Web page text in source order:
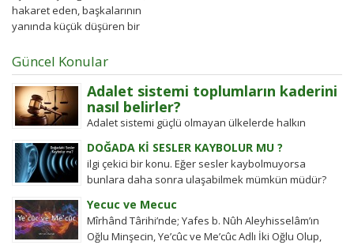
hakaret eden, başkalarının
yanında küçük düşüren bir
Cuma günü sâlâ vaktinde...
Güncel Konular
Adalet sistemi toplumların kaderini
nasıl belirler?
Adalet sistemi güçlü olmayan ülkelerde halkın
değişim gücü tarihten bugüne toplumsal hareketleri
şekillendirdi. Detayları keşfedin!
DOĞADA Kİ SESLER KAYBOLUR MU ?
ilgi çekici bir konu. Eğer sesler kaybolmuyorsa
bunlara daha sonra ulaşabilmek mümkün müdür?
Yecuc ve Mecuc
Mîrhând Târihi’nde; Yafes b. Nûh Aleyhisselâm’ın
Oğlu Minşecin, Ye’cûc ve Me’cûc Adlı İki Oğlu Olup,